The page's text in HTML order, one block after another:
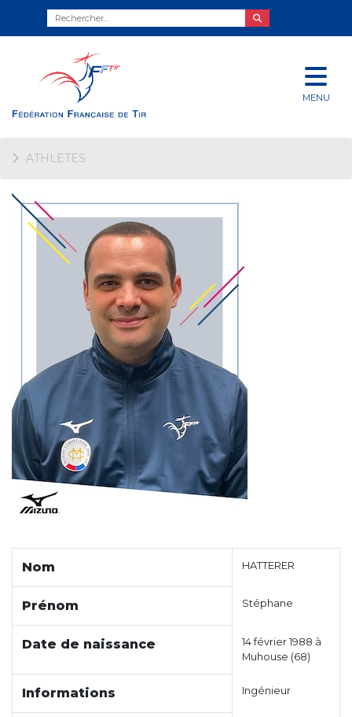
MENU
ATHLETES
Nom HATTERER
Prénom Stéphane
Date de naissance
14 février 1988 à
Muhouse (68)
Informations Ingénieur